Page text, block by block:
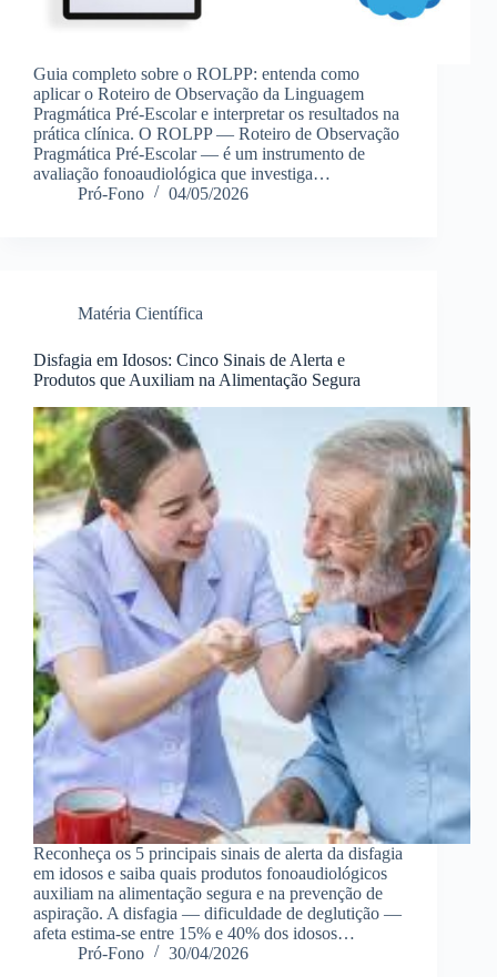
Guia completo sobre o ROLPP: entenda como
aplicar o Roteiro de Observação da Linguagem
Pragmática Pré-Escolar e interpretar os resultados na
prática clínica. O ROLPP — Roteiro de Observação
Pragmática Pré-Escolar — é um instrumento de
avaliação fonoaudiológica que investiga…
Pró-Fono
04/05/2026
Matéria Científica
Disfagia em Idosos: Cinco Sinais de Alerta e
Produtos que Auxiliam na Alimentação Segura
Reconheça os 5 principais sinais de alerta da disfagia
em idosos e saiba quais produtos fonoaudiológicos
auxiliam na alimentação segura e na prevenção de
aspiração. A disfagia — dificuldade de deglutição —
afeta estima-se entre 15% e 40% dos idosos…
Pró-Fono
30/04/2026